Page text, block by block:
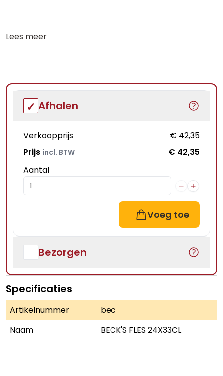
Lees meer
Afhalen
Verkoopprijs
€ 42,35
Prijs incl. BTW
€ 42,35
Aantal
Voeg toe
Bezorgen
Specificaties
Artikelnummer
bec
Naam
BECK'S FLES 24X33CL